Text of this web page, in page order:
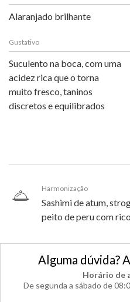
Alaranjado brilhante
Gustativo
Suculento na boca, com uma
acidez rica que o torna
muito fresco, taninos
discretos e equilibrados
Harmonização
Sashimi de atum,
peito de peru com
Alguma dúvida?
Horário de
De segunda a sábado de